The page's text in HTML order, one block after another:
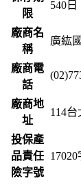
限
540 日
廠商名
稱
廣紘
廠商電
話
廠商地
址
114
投保產
品責任
險字號